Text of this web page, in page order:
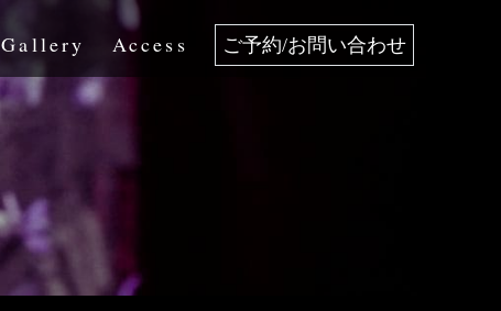
Gallery Access ご予約/お問い合わせ